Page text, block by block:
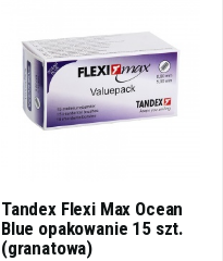
Tandex Flexi Max Ocean
Blue opakowanie 15 szt.
(granatowa)